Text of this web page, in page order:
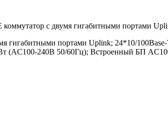
с двумя гигабитными портами
гигабитными портами Uplink; 24*10/
(AC100-240В 50/60Гц); Встроенный БП